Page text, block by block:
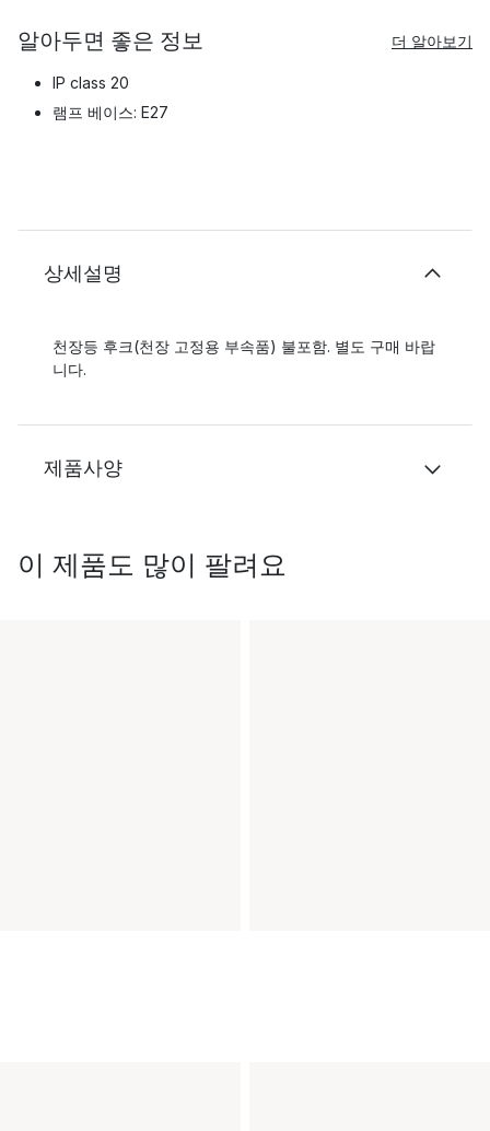
알아두면 좋은 정보 더 알아보기
IP class 20
램프 베이스: E27
상세설명
천장등 후크(천장 고정용 부속품) 불포함. 별도 구매 바랍
니다.
제품사양
이 제품도 많이 팔려요